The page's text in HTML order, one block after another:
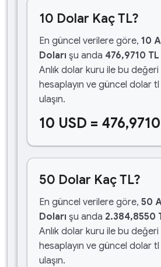
10 Dolar Kaç TL?
En güncel verilere göre, 10
Doları şu anda 476,9710 TL
Anlık dolar kuru ile bu değeri
hesaplayın ve güncel dolar
ulaşın.
10 USD =
50 Dolar Kaç TL?
En güncel verilere göre, 50
Doları şu anda 2.384,8550
Anlık dolar kuru ile bu değeri
hesaplayın ve güncel dolar
ulaşın.